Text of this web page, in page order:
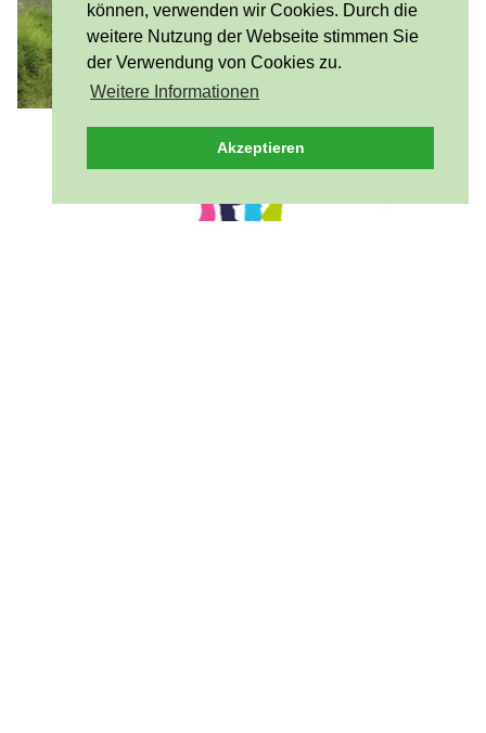
können, verwenden wir Cookies. Durch die
weitere Nutzung der Webseite stimmen Sie
der Verwendung von Cookies zu.
Weitere Informationen
Akzeptieren